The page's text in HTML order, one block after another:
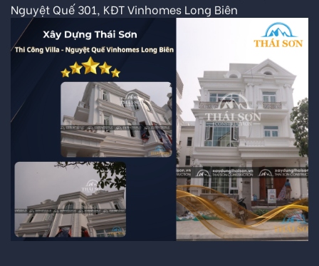
Nguyệt Quế 301, KĐT Vinhomes Long Biên